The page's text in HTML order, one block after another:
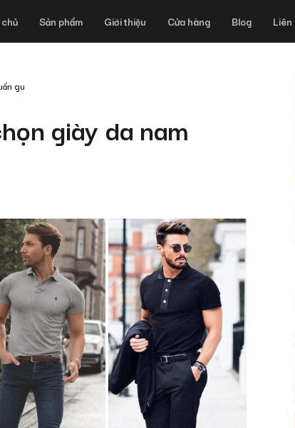
Sản phẩm Giới thiệu Cửa hàng Blog Liên
gu
giày da nam